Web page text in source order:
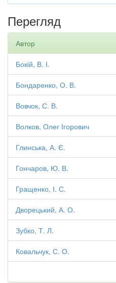
Перегляд
Автор
Бокій, В. І.
Бондаренко, О. В.
Вовчок, С. В.
Волков, Олег Ігорович
Глинська, А. Є.
Гончаров, Ю. В.
Гращенко, І. С.
Дворецький, А. О.
Зубко, Т. Л.
Ковальчук, С. О.